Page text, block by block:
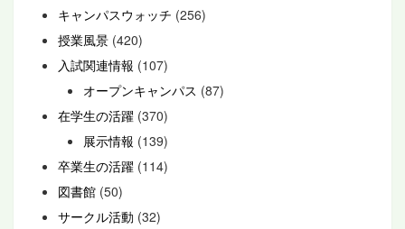
キャンパスウォッチ (256)
授業風景 (420)
入試関連情報 (107)
オープンキャンパス (87)
在学生の活躍 (370)
展示情報 (139)
卒業生の活躍 (114)
図書館 (50)
サークル活動 (32)